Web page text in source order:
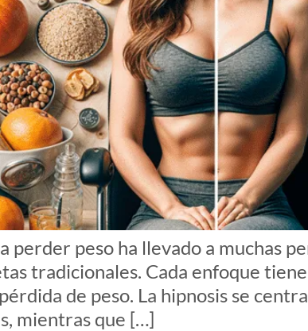
perder peso ha llevado a muchas
tradicionales. Cada enfoque
de peso. La hipnosis se
mientras que […]